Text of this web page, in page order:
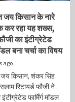
जय किसान के नारे
कर रहा यह शख्स,
का इंटीग्रेटेड
बना चर्चा का विषय
ago
किसान, शंकर सिंह
रिटायर्ड फौजी ने
फार्मिंर्ग मॉडल